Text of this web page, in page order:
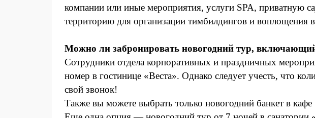
компании или иные мероприятия, услуги SPA, приватную
территорию для организации тимбилдингов и
Можно ли забронировать новогодний тур,
Сотрудники отдела корпоративных и праздничных
номер в гостинице «Веста». Однако следует учесть, что
свой звонок!
Также вы можете выбрать только новогодний банкет в